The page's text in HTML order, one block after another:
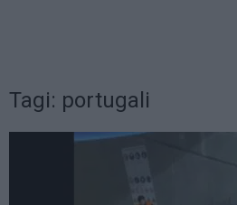
Tagi: portugali